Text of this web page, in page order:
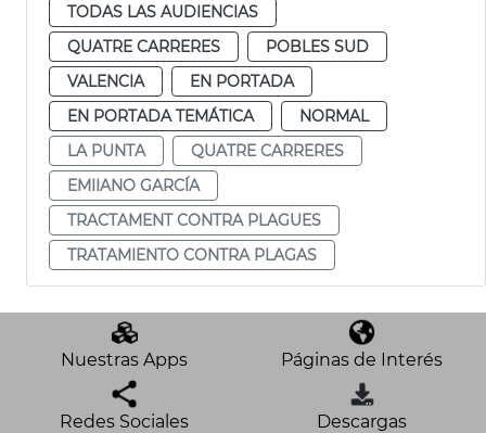
TODAS LAS AUDIENCIAS
QUATRE CARRERES
POBLES SUD
VALENCIA
EN PORTADA
EN PORTADA TEMÁTICA
NORMAL
LA PUNTA
QUATRE CARRERES
EMIIANO GARCÍA
TRACTAMENT CONTRA PLAGUES
TRATAMIENTO CONTRA PLAGAS
Nuestras Apps Páginas de Interés
Redes Sociales Descargas